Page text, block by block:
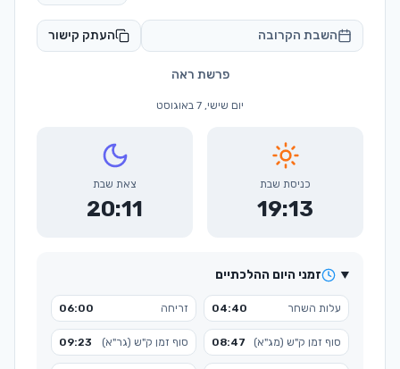
השבת הקרובה העתק קישור
פרשת ראה
יום שישי, 7 באוגוסט
כניסת שבת
19:13
צאת שבת
20:11
זמני היום ההלכתיים
עלות השחר 04:40 זריחה 06:00
סוף זמן ק"ש (מג"א) 08:47 סוף זמן ק"ש (גר"א) 09:23